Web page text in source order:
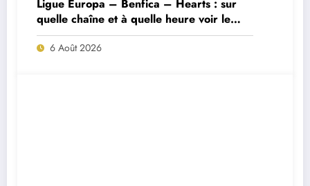
Ligue Europa – Benfica – Hearts : sur
quelle chaîne et à quelle heure voir le
match ?
6 Août 2026